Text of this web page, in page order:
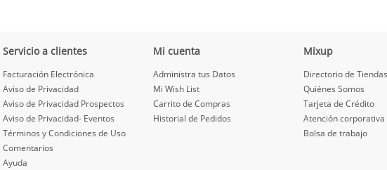
Servicio a clientes
Facturación Electrónica
Aviso de Privacidad
Aviso de Privacidad Prospectos
Aviso de Privacidad- Eventos
Términos y Condiciones de Uso
Comentarios
Ayuda
Mi cuenta
Administra tus Datos
Mi Wish List
Carrito de Compras
Historial de Pedidos
Mixup
Directorio de Tiendas
Quiénes Somos
Tarjeta de Crédito
Atención corporativa
Bolsa de trabajo